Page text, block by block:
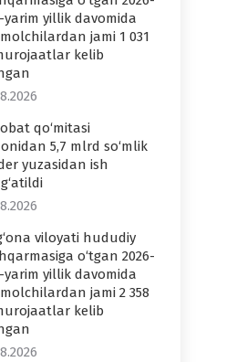
yarim yillik davomida
jami 1 031
kelib
qo‘mitasi
5,7 mlrd so‘mlik
yuzasidan ish
viloyati hududiy
o‘tgan 2026-
yarim yillik davomida
jami 2 358
kelib